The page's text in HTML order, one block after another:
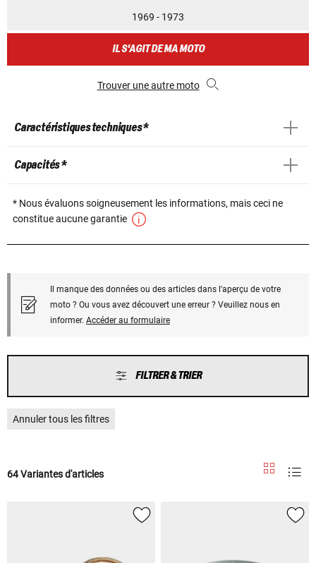
1969 - 1973
IL S'AGIT DE MA MOTO
Trouver une autre moto
Caractéristiques techniques *
Capacités *
* Nous évaluons soigneusement les informations, mais ceci ne
constitue aucune garantie
Il manque des données ou des articles dans l'aperçu de votre
moto ? Ou vous avez découvert une erreur ? Veuillez nous en
informer. Accéder au formulaire
FILTRER & TRIER
Annuler tous les filtres
64 Variantes d'articles